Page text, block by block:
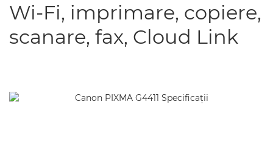
Wi-Fi, imprimare, copiere,
scanare, fax, Cloud Link